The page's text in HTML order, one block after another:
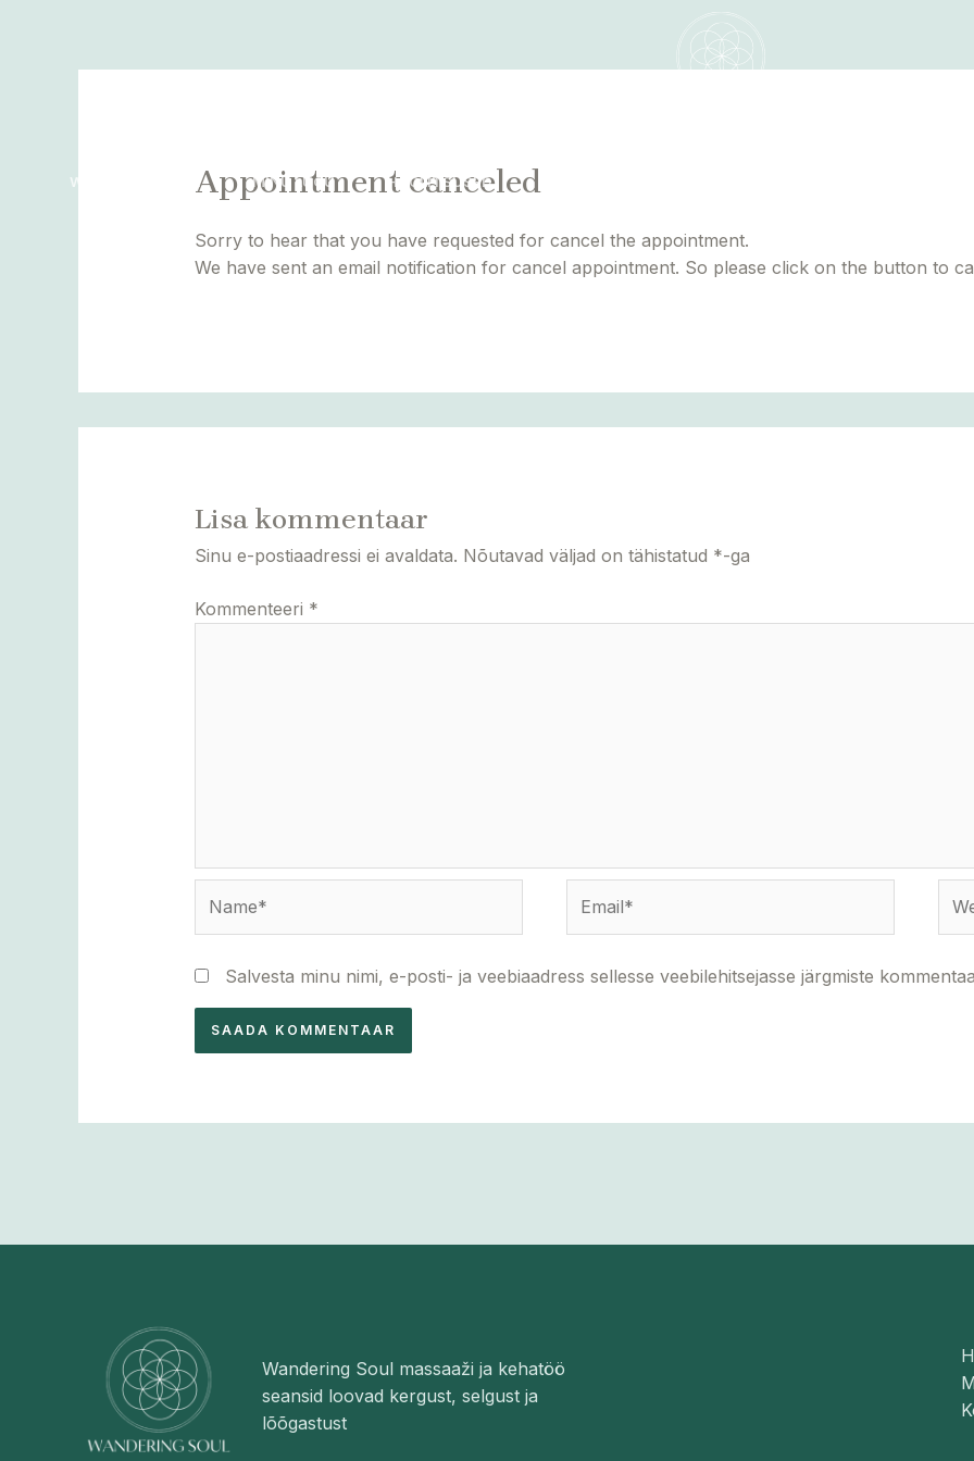
WANDERING SOUL MINU LUGU HOOLITSUSED
Appointment canceled
Sorry to hear that you have requested for cancel the appointment.
We have sent an email notification for cancel appointment. So please click on the button to
Lisa kommentaar
Sinu e-postiaadressi ei avaldata. Nõutavad väljad on tähistatud *-ga
Kommenteeri *
Salvesta minu nimi, e-posti- ja veebiaadress sellesse veebilehitsejasse järgmiste
Wandering Soul massaaži ja kehatöö
seansid loovad kergust, selgust ja
lõõgastust